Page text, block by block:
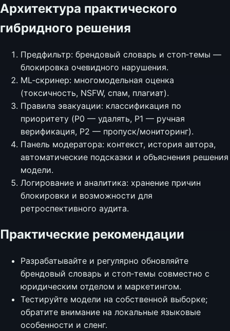
Архитектура практического
гибридного решения
Предфильтр: брендовый словарь и стоп‑темы —
блокировка очевидного нарушения.
ML‑скринер: многомодельная оценка
(токсичность, NSFW, спам, плагиат).
Правила эвакуации: классификация по
приоритету (P0 — удалять, P1 — ручная
верификация, P2 — пропуск/мониторинг).
Панель модератора: контекст, история автора,
автоматические подсказки и объяснения решения
модели.
Логирование и аналитика: хранение причин
блокировки и возможности для
ретроспективного аудита.
Практические рекомендации
Разрабатывайте и регулярно обновляйте
брендовый словарь и стоп‑темы совместно с
юридическим отделом и маркетингом.
Тестируйте модели на собственной выборке;
обратите внимание на локальные языковые
особенности и сленг.